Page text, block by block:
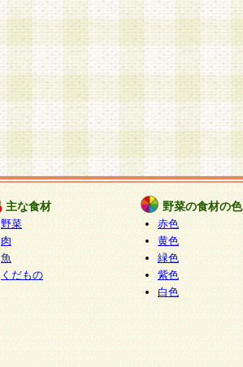
主な食材
野菜
肉
魚
くだもの
野菜の食材の色
赤色
黄色
緑色
紫色
白色